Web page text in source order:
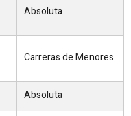
Absoluta
Carreras de Menores
Absoluta